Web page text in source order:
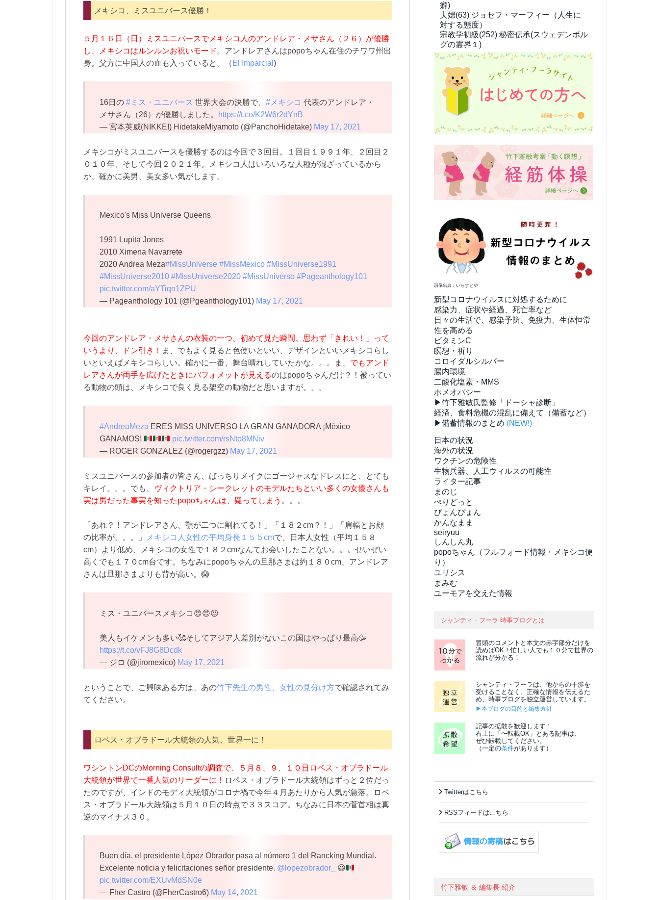
メキシコ、ミスユニバース優勝！
５月１６日（日）ミスユニバースでメキシコ人のアンドレア・メサさん（２６）が優勝
し、メキシコはルンルンお祝いモード。 アンドレアさんはpopoちゃん在住のチワワ州出
身。父方に中国人の血も入っていると。（ El Imparcial )
16日の #ミス・ユニバース 世界大会の決勝で、 #メキシコ 代表のアンドレア・
メサさん（26）が優勝しました。
https://t.co/K2W6r2dYnB
— 宮本英威(NIKKEI) HidetakeMiyamoto (@PanchoHidetake) May 17, 2021
メキシコがミスユニバースを優勝するのは今回で３回目。１回目１９９１年、２回目２
０１０年、そして今回２０２１年。メキシコ人はいろいろな人種が混ざっているから
か、確かに美男、美女多い気がします。
Mexico's Miss Universe Queens
1991 Lupita Jones
2010 Ximena Navarrete
2020 Andrea Meza#MissUniverse #MissMexico #MissUniverse1991
#MissUniverse2010 #MissUniverse2020 #MissUniverso #Pageanthology101
pic.twitter.com/aYTiqn1ZPU
— Pageanthology 101 (@Pgeanthology101) May 17, 2021
今回のアンドレア・メサさんの衣装の一つ、初めて見た瞬間、思わず「きれい！」って
いうより、ドン引き！ ま、でもよく見ると色使いといい、デザインといいメキシコらし
いといえばメキシコらしい。確かに一番、舞台晴れしていたかな。。。ま、 でもアンド
レアさんが両手を広げたときにバフォメットが見えるのはpopoちゃんだけ？！被ってい
る動物の頭は、メキシコで良く見る架空の動物だと思いますが。。。
#AndreaMeza ERES MISS UNIVERSO LA GRAN GANADORA ¡México
GANAMOS!
pic.twitter.com/rsNto8MNiv
— ROGER GONZALEZ (@rogergzz) May 17, 2021
ミスユニバースの参加者の皆さん、ばっちりメイクにゴージャスなドレスにと、とても
キレイ。。。でも、
ヴィクトリア・シークレットのモデルたちといい多くの女優さんも
実は男だった事実を知ったpopoちゃんは、疑ってしまう 。。。
「あれ？！アンドレアさん、顎が二つに割れてる！」「１８２cm？！」「肩幅とお顔
の比率が。。。」
メキシコ人女性の平均身長１５５cmで、日本人女性（平均１５８
cm）より低め、メキシコの女性で１８２cmなんてお会いしたことない。。。せいぜい
高くでも１７０cm台です。ちなみにpopoちゃんの旦那さまは約１８０cm、アンドレア
さんは旦那さまよりも背が高い。😱
ミス・ユニバースメキシコ😍😍😍
美人もイケメンも多い🥰そしてアジア人差別がないこの国はやっぱり最高🥳
https://t.co/vFJ8G8Dcdk
— ジロ (@jiromexico) May 17, 2021
ということで、ご興味ある方は、あの竹下先生の男性、女性の見分け方で確認されてみ
てください。
ロペス・オブラドール大統領の人気、世界一に！
ワシントンDCのMorning Consultの調査で、５月８、９、１０日ロペス・オブラドール
大統領が世界で一番人気のリーダーに！ ロペス・オブラドール大統領はずっと２位だっ
たのですが、インドのモディ大統領がコロナ禍で今年４月あたりから人気が急落。ロペ
ス・オブラドール大統領は５月１０日の時点で３３スコア。ちなみに日本の菅首相は真
逆のマイナス３０。
Buen día, el presidente López Obrador pasa al número 1 del Rancking Mundial.
Excelente noticia y felicitaciones señor presidente. @lopezobrador_
😃
pic.twitter.com/EXUvMdSN0e
— Fher Castro (@FherCastro6) May 14, 2021
癖)
夫婦(63) ジョセフ・マーフィー（人生に
対する態度）
宗教学初級(252) 秘密伝承(スウェデンボル
グの霊界１)
画像出典：いらすとや
新型コロナウイルスに対処するために
感染力、症状や経過、死亡率など
日々の生活で、感染予防、免疫力、生体恒常
性を高める
ビタミンC
瞑想・祈り
コロイダルシルバー
腸内環境
二酸化塩素・MMS
ホメオパシー
▶竹下雅敏氏監修「ドーシャ診断」
経済、食料危機の混乱に備えて（備蓄など）
▶備蓄情報のまとめ (NEW!)
日本の状況
海外の状況
ワクチンの危険性
生物兵器、人工ウィルスの可能性
ライター記事
まのじ
ぺりどっと
ぴょんぴょん
かんなまま
seiryuu
しんしん丸
popoちゃん（フルフォード情報・メキシコ便
り）
ユリシス
まみむ
ユーモアを交えた情報
シャンティ・フーラ 時事ブログとは
冒頭のコメントと本文の赤字部分だけを
読めばOK！忙しい人でも１０分で世界の
流れが分かる！
シャンティ・フーラは、他からの干渉を
受けることなく、正確な情報を伝えるた
め、時事ブログを独立運営しています。
▶本ブログの目的と編集方針
記事の拡散を歓迎します！
右上に「〜転載OK」とある記事は、
ぜひ転載してください。
（一定の条件があります）
Twitterはこちら
RSSフィードはこちら
竹下雅敏 ＆ 編集長 紹介